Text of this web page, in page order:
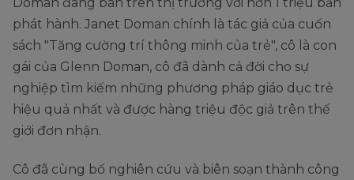
Doman đang bán trên thị trường với hơn 1 triệu bản
phát hành. Janet Doman chính là tác giả của cuốn
sách "Tăng cường trí thông minh của trẻ", cô là con
gái của Glenn Doman, cô đã dành cả đời cho sự
nghiệp tìm kiếm những phương pháp giáo dục trẻ
hiệu quả nhất và được hàng triệu độc giả trên thế
giới đơn nhận.
Cô đã cùng bố nghiên cứu và biên soạn thành công